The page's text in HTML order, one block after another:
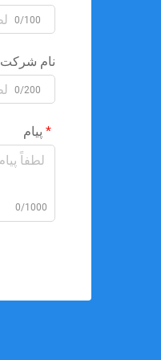
0/100
نام شرکت
0/200
پیام
0/1000